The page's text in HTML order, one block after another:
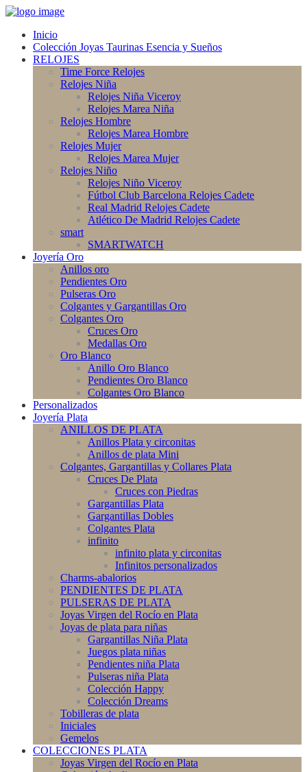
Inicio
Colección Joyas Taurinas Esencia y Sueños
RELOJES
Time Force Relojes
Relojes Niña
Relojes Niña Viceroy
Relojes Marea Niña
Relojes Hombre
Relojes Marea Hombre
Relojes Mujer
Relojes Marea Mujer
Relojes Niño
Relojes Niño Viceroy
Fútbol Club Barcelona Relojes Cadete
Real Madrid Relojes Cadete
Atlético De Madrid Relojes Cadete
smart
SMARTWATCH
Joyería Oro
Anillos oro
Pendientes Oro
Pulseras Oro
Colgantes y Gargantillas Oro
Colgantes Oro
Cruces Oro
Medallas Oro
Oro Blanco
Anillo Oro Blanco
Pendientes Oro Blanco
Colgantes Oro Blanco
Personalizados
Joyería Plata
ANILLOS DE PLATA
Anillos Plata y circonitas
Anillos de plata Mini
Colgantes, Gargantillas y Collares Plata
Cruces De Plata
Cruces con Piedras
Gargantillas Plata
Gargantillas Dobles
Colgantes Plata
infinito
infinito plata y circonitas
Infinitos personalizados
Charms-abalorios
PENDIENTES DE PLATA
PULSERAS DE PLATA
Joyas Virgen del Rocío en Plata
Joyas de plata para niñas
Gargantillas Niña Plata
Juegos plata niñas
Pendientes niña Plata
Pulseras niña Plata
Colección Happy
Colección Dreams
Tobilleras de plata
Iniciales
Gemelos
COLECCIONES PLATA
Joyas Virgen del Rocío en Plata